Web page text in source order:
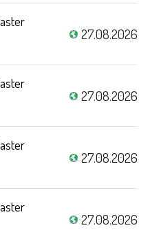
27.08.2026
27.08.2026
27.08.2026
27.08.2026